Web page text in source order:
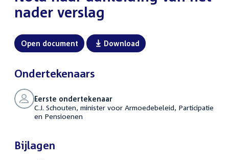
nader verslag
Open document Download
Ondertekenaars
Eerste ondertekenaar
C.J. Schouten, minister voor Armoedebeleid, Participatie
en Pensioenen
Bijlagen